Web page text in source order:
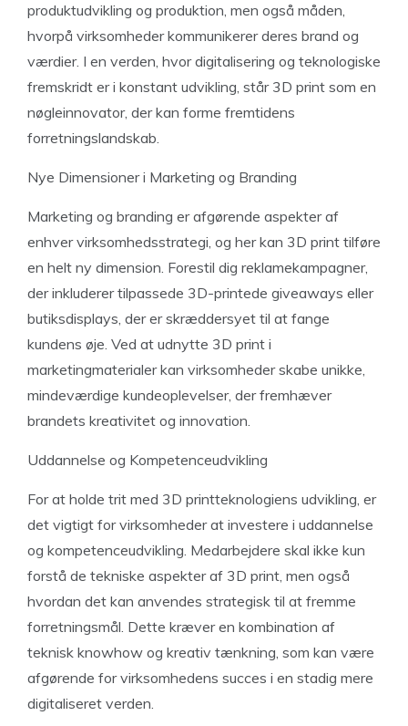
produktudvikling og produktion, men også måden,
hvorpå virksomheder kommunikerer deres brand og
værdier. I en verden, hvor digitalisering og teknologiske
fremskridt er i konstant udvikling, står 3D print som en
nøgleinnovator, der kan forme fremtidens
forretningslandskab.
Nye Dimensioner i Marketing og Branding
Marketing og branding er afgørende aspekter af
enhver virksomhedsstrategi, og her kan 3D print tilføre
en helt ny dimension. Forestil dig reklamekampagner,
der inkluderer tilpassede 3D-printede giveaways eller
butiksdisplays, der er skræddersyet til at fange
kundens øje. Ved at udnytte 3D print i
marketingmaterialer kan virksomheder skabe unikke,
mindeværdige kundeoplevelser, der fremhæver
brandets kreativitet og innovation.
Uddannelse og Kompetenceudvikling
For at holde trit med 3D printteknologiens udvikling, er
det vigtigt for virksomheder at investere i uddannelse
og kompetenceudvikling. Medarbejdere skal ikke kun
forstå de tekniske aspekter af 3D print, men også
hvordan det kan anvendes strategisk til at fremme
forretningsmål. Dette kræver en kombination af
teknisk knowhow og kreativ tænkning, som kan være
afgørende for virksomhedens succes i en stadig mere
digitaliseret verden.